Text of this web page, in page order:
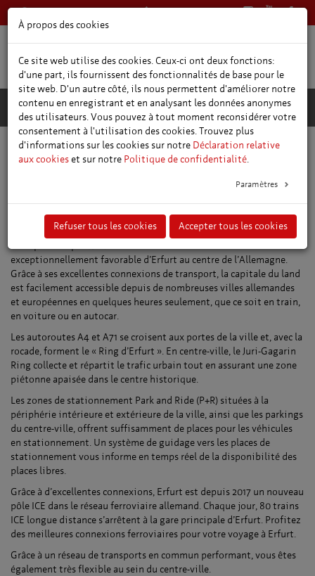
+49 361 66400
Situation et accessibilité
Informations sur le lieu et les
déplacements
exceptionnellement favorable d’Erfurt au centre de l’Allemagne.
Grâce à ses excellentes connexions de transport, la capitale du land
est facilement accessible depuis de nombreuses villes allemandes
et européennes en quelques heures seulement, que ce soit en train,
en voiture ou en autocar.
Les autoroutes A4 et A71 se croisent aux portes de la ville et, avec la
rocade, forment le « Ring d’Erfurt ». En centre-ville, le Juri-Gagarin
Ring collecte et répartit le trafic urbain tout en assurant une zone
piétonne apaisée dans le centre historique.
Les zones de stationnement Park and Ride (P+R) situées à la
périphérie intérieure et extérieure de la ville, ainsi que les parkings
du centre-ville, offrent suffisamment de places pour les véhicules
en stationnement. Un système de guidage vers les places de
stationnement vous informe en temps réel de la disponibilité des
places libres.
Grâce à d’excellentes connexions, Erfurt est depuis 2017 un nouveau
pôle ICE dans le réseau ferroviaire allemand. Chaque jour, 80 trains
ICE longue distance s’arrêtent à la gare principale d’Erfurt. Profitez
des meilleures connexions ferroviaires pour votre voyage à Erfurt.
Grâce à un réseau de transports en commun performant, vous êtes
également très flexible au sein du centre-ville.
À propos des cookies
Ce site web utilise des cookies. Ceux-ci ont deux fonctions:
d'une part, ils fournissent des fonctionnalités de base pour le
site web. D'un autre côté, ils nous permettent d'améliorer notre
contenu en enregistrant et en analysant les données anonymes
des utilisateurs. Vous pouvez à tout moment reconsidérer votre
consentement à l'utilisation des cookies. Trouvez plus
d'informations sur les cookies sur notre Déclaration relative
aux cookieset sur notre Politique de confidentialité.
Paramètres
Refuser tous les cookies Accepter tous les cookies